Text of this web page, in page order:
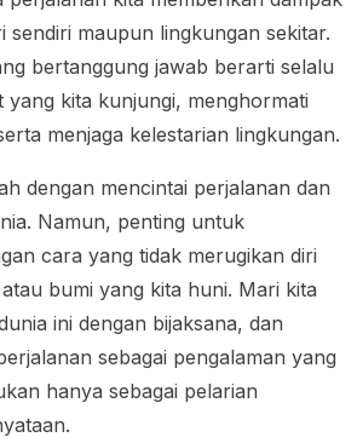
sendiri maupun lingkungan sekitar.
bertanggung jawab berarti selalu
yang kita kunjungi, menghormati
menjaga kelestarian lingkungan.
dengan mencintai perjalanan dan
Namun, penting untuk
cara yang tidak merugikan diri
bumi yang kita huni. Mari kita
ini dengan bijaksana, dan
sebagai pengalaman yang
hanya sebagai pelarian